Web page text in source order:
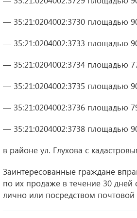
— 35:21:0204002:3730 площадью
— 35:21:0204002:3733 площадью
— 35:21:0204002:3734 площадью
— 35:21:0204002:3735 площадью
— 35:21:0204002:3736 площадью
— 35:21:0204002:3738 площадью
в районе ул. Глухова с
Заинтересованные граждане
по их продаже в течение 30 дней
лично или посредством почтовой